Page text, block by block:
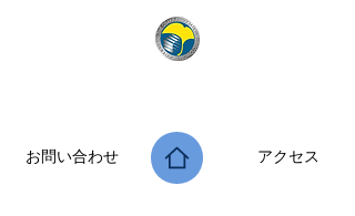
お問い合わせ アクセス